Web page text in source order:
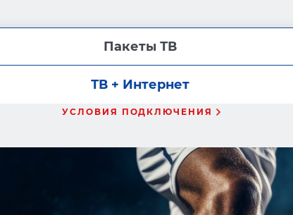
Пакеты ТВ
ТВ + Интернет
УСЛОВИЯ ПОДКЛЮЧЕНИЯ